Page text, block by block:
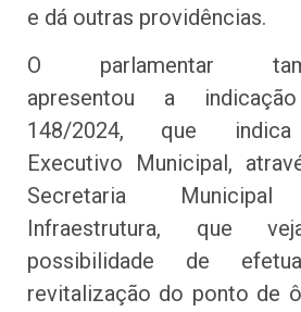
e dá outras providências.
O parlamentar
apresentou a
148/2024, que
Executivo Municipal,
Secretaria
Infraestrutura, que
possibilidade de
revitalização do ponto de